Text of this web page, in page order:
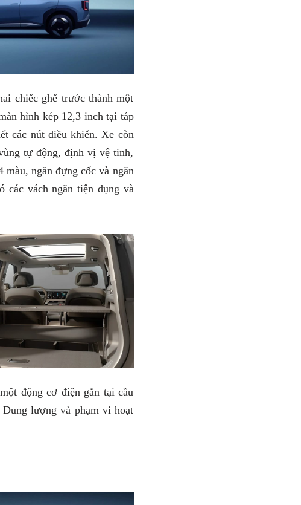
chiếc ghế trước thành một
hình kép 12,3 inch tại táp
các nút điều khiển. Xe còn
tự động, định vị vệ tinh,
ngăn đựng cốc và ngăn
các vách ngăn tiện dụng và
động cơ điện gắn tại cầu
lượng và phạm vi hoạt